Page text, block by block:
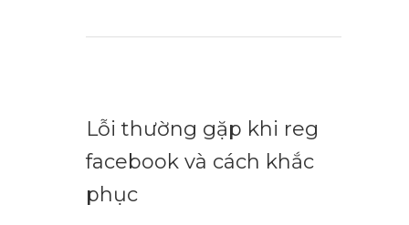
Lỗi thường gặp khi reg
facebook và cách khắc
phục